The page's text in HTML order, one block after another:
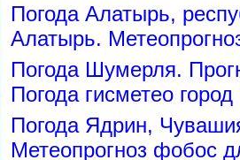
Погода Алатырь,
Алатырь.
Погода Шумерля.
Погода гисметео
Погода Ядрин,
Метеопрогноз фобос